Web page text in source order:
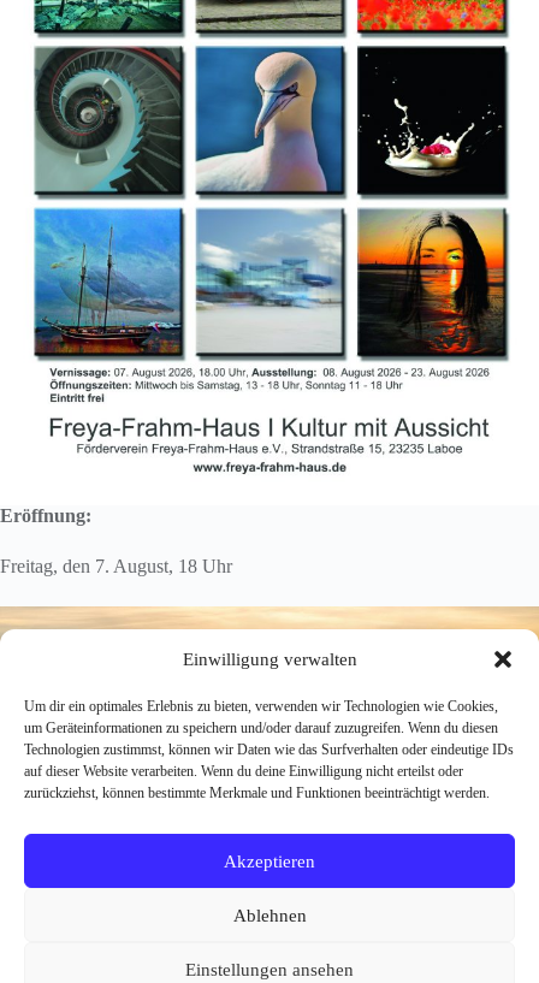
Einwilligung verwalten
Um dir ein optimales Erlebnis zu bieten, verwenden wir Technologien wie Cookies,
um Geräteinformationen zu speichern und/oder darauf zuzugreifen. Wenn du diesen
Technologien zustimmst, können wir Daten wie das Surfverhalten oder eindeutige IDs
auf dieser Website verarbeiten. Wenn du deine Einwilligung nicht erteilst oder
zurückziehst, können bestimmte Merkmale und Funktionen beeinträchtigt werden.
Akzeptieren
Ablehnen
Einstellungen ansehen
Eröffnung:
Freitag, den 7. August, 18 Uhr